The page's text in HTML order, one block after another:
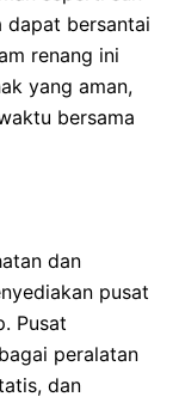
dapat bersantai
renang ini
yang aman,
bersama
dan
pusat
Pusat
peralatan
dan